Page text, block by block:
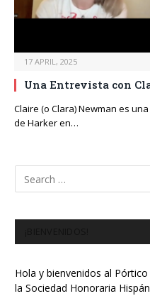
17 APRIL, 2025
Una Entrevista con
Claire (o Clara) Newman es
de Harker en…
Hola y bienvenidos al
la Sociedad Honoraria